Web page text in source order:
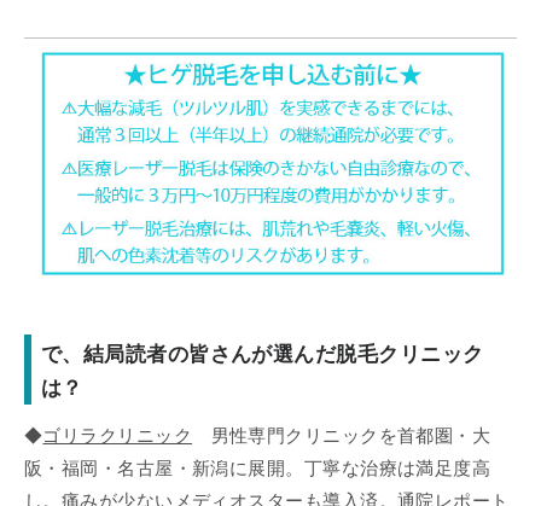
で、結局読者の皆さんが選んだ脱毛クリニック
は？
◆ゴリラクリニック
男性専門クリニックを首都圏・大
阪・福岡・名古屋・新潟に展開。丁寧な治療は満足度高
し。痛みが少ないメディオスターも導入済。通院レポート